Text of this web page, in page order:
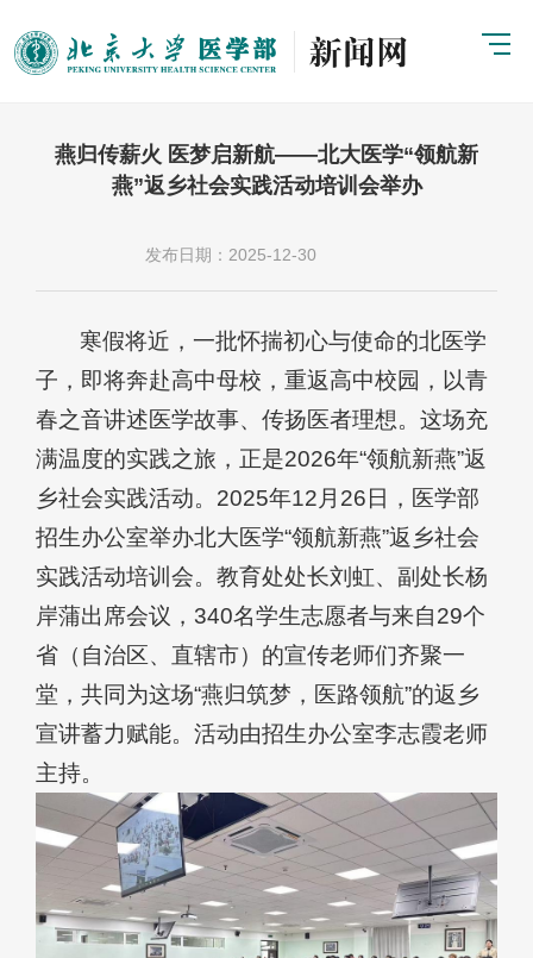
燕归传薪火 医梦启新航——北大医学“领航新
燕”返乡社会实践活动培训会举办
发布日期：2025-12-30
寒假将近，一批怀揣初心与使命的北医学
子，即将奔赴高中母校，重返高中校园，以青
春之音讲述医学故事、传扬医者理想。这场充
满温度的实践之旅，正是2026年“领航新燕”返
乡社会实践活动。2025年12月26日，医学部
招生办公室举办北大医学“领航新燕”返乡社会
实践活动培训会。教育处处长刘虹、副处长杨
岸蒲出席会议，340名学生志愿者与来自29个
省（自治区、直辖市）的宣传老师们齐聚一
堂，共同为这场“燕归筑梦，医路领航”的返乡
宣讲蓄力赋能。活动由招生办公室李志霞老师
主持。